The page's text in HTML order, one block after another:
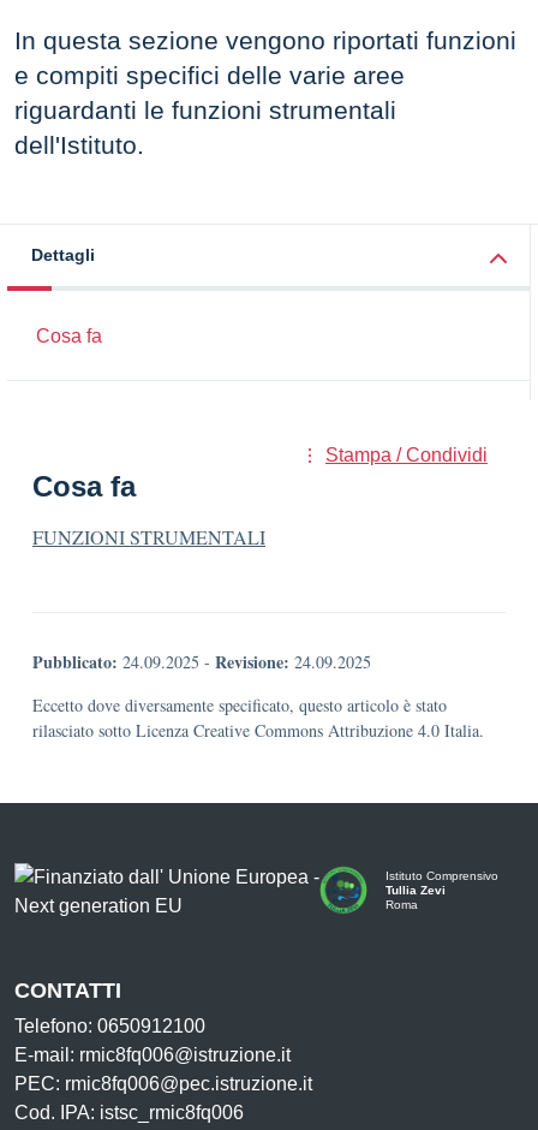
In questa sezione vengono riportati funzioni
e compiti specifici delle varie aree
riguardanti le funzioni strumentali
dell'Istituto.
Dettagli
Cosa fa
Stampa / Condividi
Cosa fa
FUNZIONI STRUMENTALI
Pubblicato: 24.09.2025 - Revisione: 24.09.2025
Eccetto dove diversamente specificato, questo articolo è stato
rilasciato sotto Licenza Creative Commons Attribuzione 4.0 Italia.
Istituto Comprensivo
Tullia Zevi
Roma
CONTATTI
Telefono: 0650912100
E-mail: rmic8fq006@istruzione.it
PEC: rmic8fq006@pec.istruzione.it
Cod. IPA: istsc_rmic8fq006